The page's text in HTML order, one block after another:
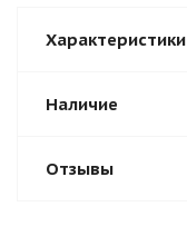
Характеристики
Наличие
Отзывы